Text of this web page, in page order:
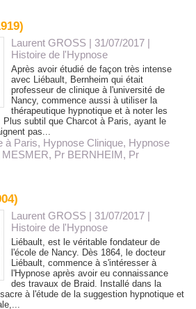
Laurent GROSS | 31/07/2017 |
Histoire de l'Hypnose
Après avoir étudié de façon très intense
avec Liébault, Bernheim qui était
professeur de clinique à l'université de
Nancy, commence aussi à utiliser la
thérapeutique hypnotique et à noter les
Plus subtil que Charcot à Paris, ayant le
pas...
à Paris, Hypnose Clinique, Hypnose
MESMER, Pr BERNHEIM, Pr
Laurent GROSS | 31/07/2017 |
Histoire de l'Hypnose
Liébault, est le véritable fondateur de
l'école de Nancy. Dès 1864, le docteur
Liébault, commence à s'intéresser à
l'Hypnose après avoir eu connaissance
des travaux de Braid. Installé dans la
à l'étude de la suggestion hypnotique et